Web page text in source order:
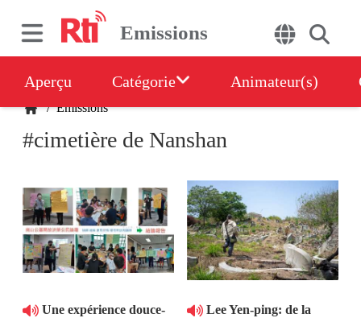
Emissions
Aperçu Catégorie Animateur(s)
/Emissions
#cimetière de Nanshan
Une expérience douce-
Lee Yen-ping: de la